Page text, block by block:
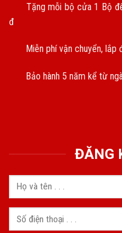
Tặng mỗi bộ cửa 1 Bộ
đ
Miễn phí vận chuyển,
Bảo hành 5 năm kể từ
ĐĂNG